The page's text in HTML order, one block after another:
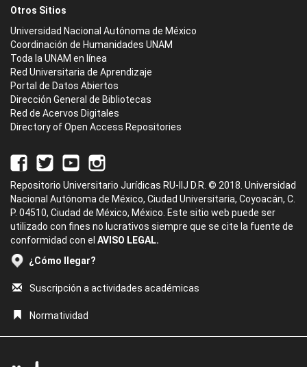
Otros Sitios
Universidad Nacional Autónoma de México
Coordinación de Humanidades UNAM
Toda la UNAM en línea
Red Universitaria de Aprendizaje
Portal de Datos Abiertos
Dirección General de Bibliotecas
Red de Acervos Digitales
Directory of Open Access Repositories
Repositorio Universitario Jurídicas RU-IIJ D.R. © 2018. Universidad
Nacional Autónoma de México, Ciudad Universitaria, Coyoacán, C.
P. 04510, Ciudad de México, México. Este sitio web puede ser
utilizado con fines no lucrativos siempre que se cite la fuente de
conformidad con el AVISO LEGAL.
¿Cómo llegar?
Suscripción a actividades académicas
Normatividad